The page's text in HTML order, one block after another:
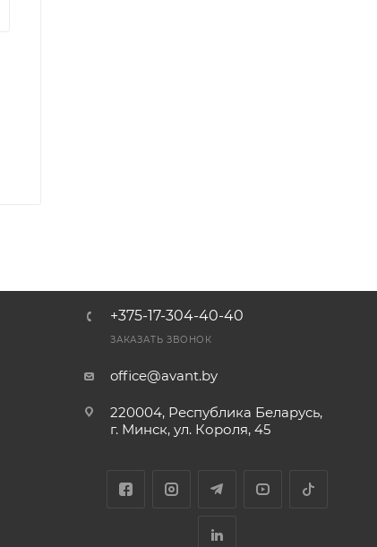
+375-17-304-40-40
ЗАКАЗАТЬ ЗВОНОК
office@avant.by
220004, Республика Беларусь,
г. Минск, ул. Короля, 45